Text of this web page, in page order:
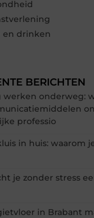
en drinken
BERICHTEN
werken onderweg:
professio
in huis: waarom
je zonder stress
in Brabant